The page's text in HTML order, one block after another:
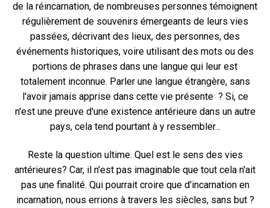
de la réincarnation, de nombreuses personnes témoignent
régulièrement de souvenirs émergeants de leurs vies
passées, décrivant des lieux, des personnes, des
événements historiques, voire utilisant des mots ou des
portions de phrases dans une langue qui leur est
totalement inconnue. Parler une langue étrangère, sans
l'avoir jamais apprise dans cette vie présente ? Si, ce
n'est une preuve d'une existence antérieure dans un autre
pays, cela tend pourtant à y ressembler...
Reste la question ultime. Quel est le sens des vies
antérieures? Car, il n'est pas imaginable que tout cela n'ait
pas une finalité. Qui pourrait croire que d'incarnation en
incarnation, nous errions à travers les siècles, sans but ?